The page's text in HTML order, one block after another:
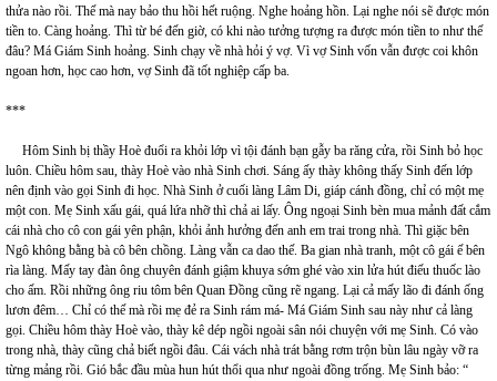
thửa nào rồi. Thế mà nay bảo thu hồi hết ruộng. Nghe hoảng hồn. Lại nghe nói sẽ được món
tiền to. Càng hoảng. Thì từ bé đến giờ, có khi nào tưởng tượng ra được món tiền to như thế
đâu? Má Giám Sinh hoảng. Sinh chạy về nhà hỏi ý vợ. Vì vợ Sinh vốn vẫn được coi khôn
ngoan hơn, học cao hơn, vợ Sinh đã tốt nghiệp cấp ba.
***
Hôm Sinh bị thầy Hoè đuổi ra khỏi lớp vì tội đánh bạn gẫy ba răng cửa, rồi Sinh bỏ học
luôn. Chiều hôm sau, thày Hoè vào nhà Sinh chơi. Sáng ấy thày không thấy Sinh đến lớp
nên định vào gọi Sinh đi học. Nhà Sinh ở cuối làng Lâm Di, giáp cánh đồng, chỉ có một mẹ
một con. Mẹ Sinh xấu gái, quá lứa nhỡ thì chả ai lấy. Ông ngoại Sinh bèn mua mảnh đất cắm
cái nhà cho cô con gái yên phận, khỏi ảnh hưởng đến anh em trai trong nhà. Thì giặc bên
Ngô không bằng bà cô bên chồng. Làng vẫn ca dao thế. Ba gian nhà tranh, một cô gái ế bên
rìa làng. Mấy tay đàn ông chuyên đánh giậm khuya sớm ghé vào xin lửa hút điếu thuốc lào
cho ấm. Rồi những ông riu tôm bên Quan Đồng cũng rẽ ngang. Lại cả mấy lão đi đánh ống
lươn đêm… Chỉ có thế mà rồi mẹ đẻ ra Sinh rám má- Má Giám Sinh sau này như cả làng
gọi. Chiều hôm thày Hoè vào, thày kê dép ngồi ngoài sân nói chuyện với mẹ Sinh. Có vào
trong nhà, thày cũng chả biết ngồi đâu. Cái vách nhà trát bằng rơm trộn bùn lâu ngày vỡ ra
từng mảng rồi. Gió bắc đầu mùa hun hút thổi qua như ngoài đồng trống. Mẹ Sinh bảo: “